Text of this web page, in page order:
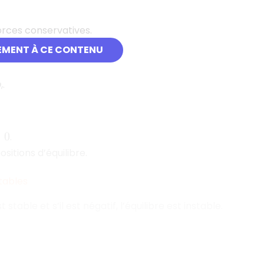
À CE CONTENU
conservatives.